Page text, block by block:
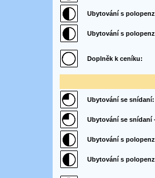
Ubytování s
Ubytování s
Doplněk k ceníku:
Ubytování se snídaní:
Ubytování se snídaní
Ubytování s
Ubytování s